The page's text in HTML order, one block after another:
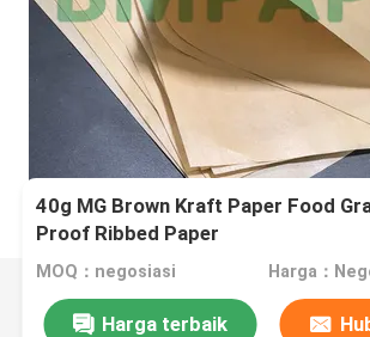
40g MG Brown Kraft Paper Food
Proof Ribbed Paper
MOQ：negosiasi Harga：
Harga terbaik